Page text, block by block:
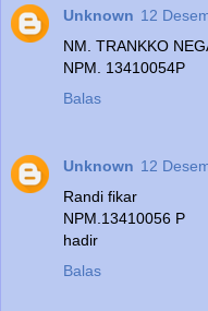
Unknown 12
NM. TRANKKO
NPM. 13410054P
Balas
Unknown 12
Randi fikar
NPM.13410056 P
hadir
Balas